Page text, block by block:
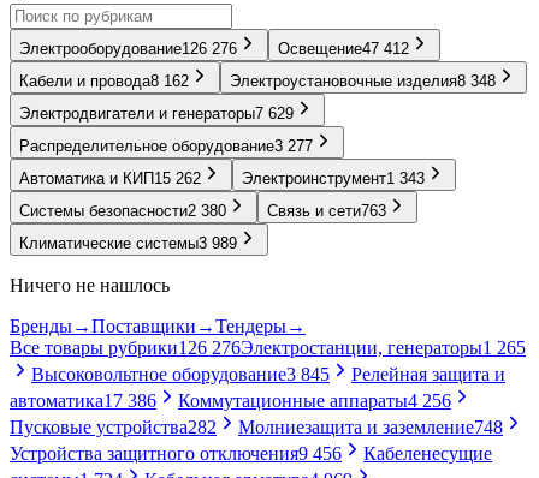
Электрооборудование126 276 Освещение47 412
Кабели и провода8 162 Электроустановочные изделия8 348
Электродвигатели и генераторы7 629
Распределительное оборудование3 277
Автоматика и КИП 15 262 Электроинструмент1 343
Системы безопасности2 380 Связь и сети763
Климатические системы3 989
Ничего не нашлось
Бренды→Поставщики →Тендеры→
Все товары рубрики126 276Электростанции, генераторы1 265
Высоковольтное оборудование3 845
Релейная защита и
автоматика17 386 Коммутационные аппараты4 256
Пусковые устройства282 Молниезащита и заземление748
Устройства защитного отключения9 456
Кабеленесущие